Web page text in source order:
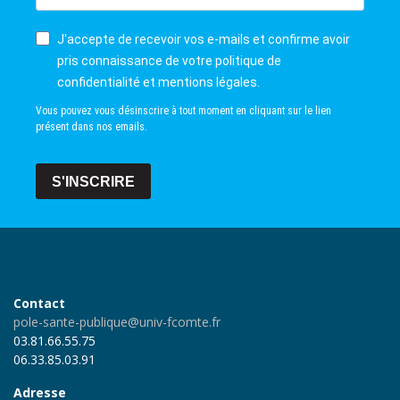
J'accepte de recevoir vos e-mails et confirme avoir
pris connaissance de votre politique de
confidentialité et mentions légales.
Vous pouvez vous désinscrire à tout moment en cliquant sur le lien
présent dans nos emails.
S'INSCRIRE
Contact
pole-sante-publique@univ-fcomte.fr
03.81.66.55.75
06.33.85.03.91
Adresse